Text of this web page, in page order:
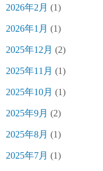
2026年2月 (1)
2026年1月 (1)
2025年12月 (2)
2025年11月 (1)
2025年10月 (1)
2025年9月 (2)
2025年8月 (1)
2025年7月 (1)